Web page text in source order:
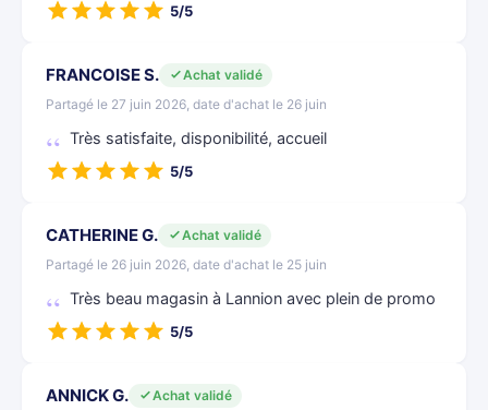
5/5
FRANCOISE S.
Achat validé
Partagé le 27 juin 2026, date d'achat le 26 juin
Très satisfaite, disponibilité, accueil
5/5
CATHERINE G.
Achat validé
Partagé le 26 juin 2026, date d'achat le 25 juin
Très beau magasin à Lannion avec plein de promo
5/5
ANNICK G. Achat validé